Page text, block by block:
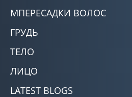
МПЕРЕСАДКИ ВОЛОС
ГРУДЬ
ТЕЛО
ЛИЦО
LATEST BLOGS